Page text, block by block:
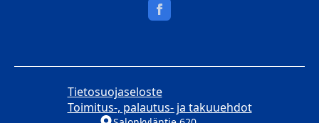
Tietosuojaseloste
Toimitus-, palautus- ja takuuehdot